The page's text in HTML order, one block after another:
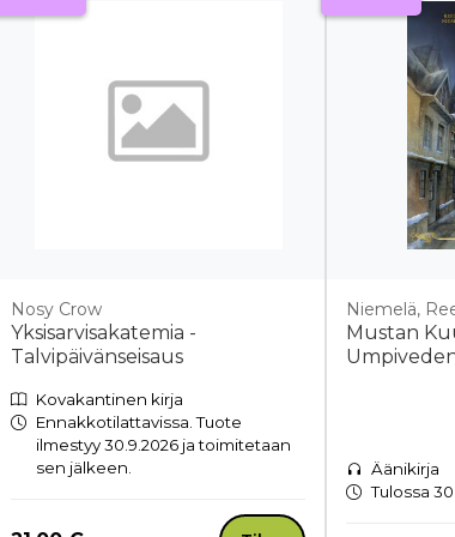
Nosy Crow
Yksisarvisakatemia -
Talvipäivänseisaus
Kovakantinen kirja
Ennakkotilattavissa. Tuote
ilmestyy 30.9.2026 ja toimitetaan
sen jälkeen.
Niemelä,
Mustan
Äänikirja
Tulossa